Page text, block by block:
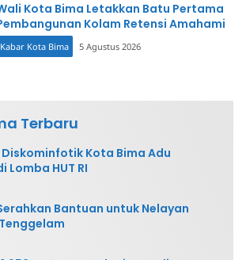
Kota Bima Letakkan Batu Pertama
Kolam Retensi Amahami
Kabar Kota Bima 5 Agustus 2026
Terbaru
Diskominfotik Kota Bima Adu
Lomba HUT RI
Bantuan untuk Nelayan